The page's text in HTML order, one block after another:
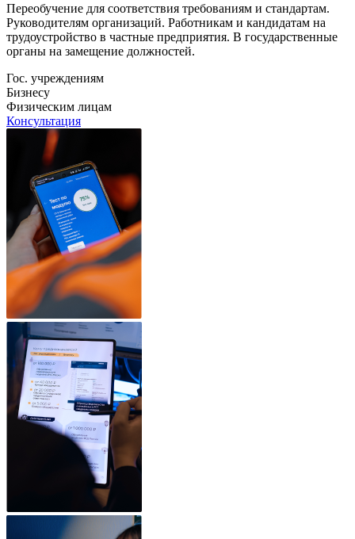
Переобучение для соответствия требованиям и стандартам.
Руководителям организаций. Работникам и кандидатам на
трудоустройство в частные предприятия. В государственные
органы на замещение должностей.
Гос. учреждениям
Бизнесу
Физическим лицам
Консультация